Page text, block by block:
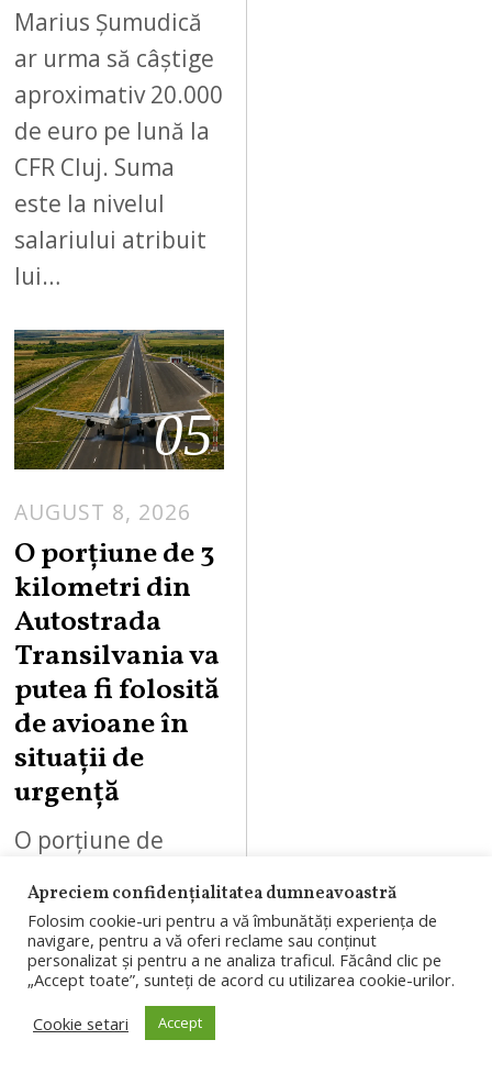
Marius Șumudică
ar urma să câștige
aproximativ 20.000
de euro pe lună la
CFR Cluj. Suma
este la nivelul
salariului atribuit
lui…
05
AUGUST 8, 2026
U
G
T
8
O porțiune de 3
kilometri din
Autostrada
Transilvania va
putea fi folosită
de avioane în
situații de
urgență
O porțiune de
aproximativ trei
kilometri din
Autostrada
Transilvania, pe
lotul Chiribiș–
Apreciem confidențialitatea dumneavoastră
Folosim cookie-uri pentru a vă îmbunătăți experiența de
navigare, pentru a vă oferi reclame sau conținut
personalizat și pentru a ne analiza traficul. Făcând clic pe
„Accept toate”, sunteți de acord cu utilizarea cookie-urilor.
Cookie setari
Accept